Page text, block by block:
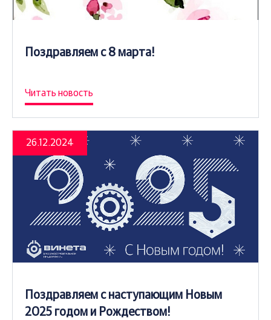
Поздравляем с 8 марта!
Читать новость
26.12.2024
Поздравляем с наступающим Новым
2025 годом и Рождеством!